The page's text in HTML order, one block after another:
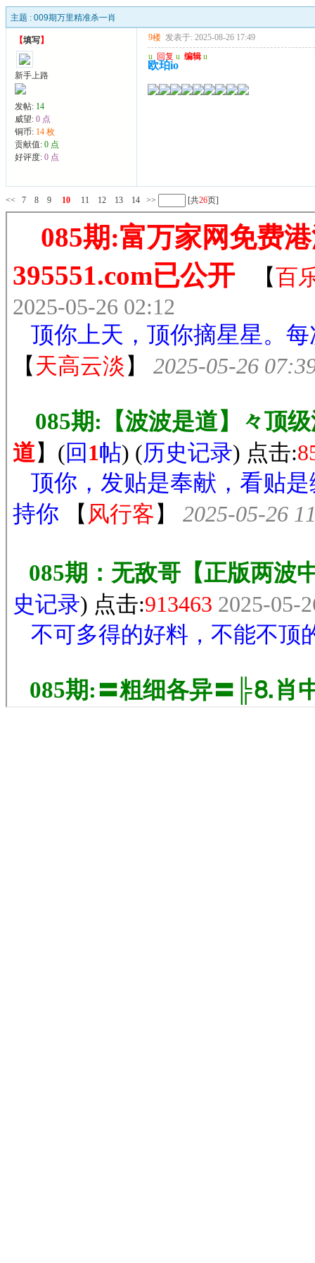
主题 : 009期万里精准杀一肖
【填写】
新手上路
发帖: 14
威望: 0 点
铜币: 14 枚
贡献值: 0 点
好评度: 0 点
9楼 发表于: 2025-08-26 17:49
u 回复 u 编辑 u
欧珀io
<< 7 8 9 10 11 12 13 14 >> [共26页]